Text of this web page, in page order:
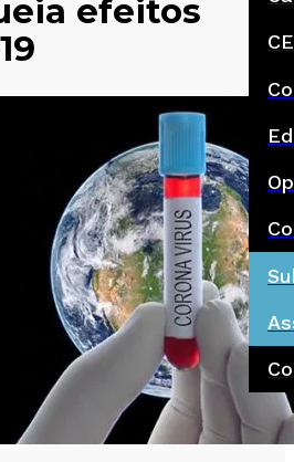
efeitos